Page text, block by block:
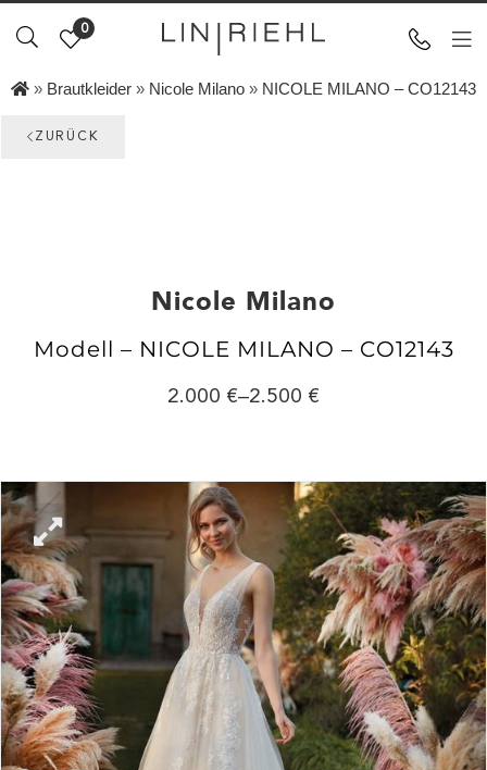
0
» Brautkleider » Nicole Milano » NICOLE MILANO – CO12143
ZURÜCK
Nicole Milano
Modell – NICOLE MILANO – CO12143
2.000 –2.500